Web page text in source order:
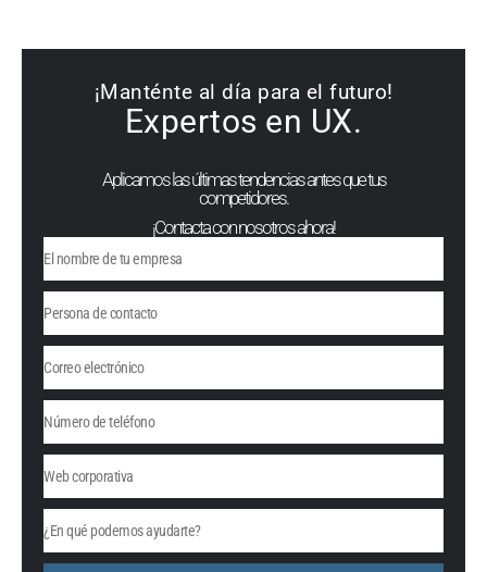
¡Manténte al día para el futuro!
Expertos en UX.
Aplicamos las últimas tendencias antes que tus
competidores.
¡Contacta con nosotros ahora!